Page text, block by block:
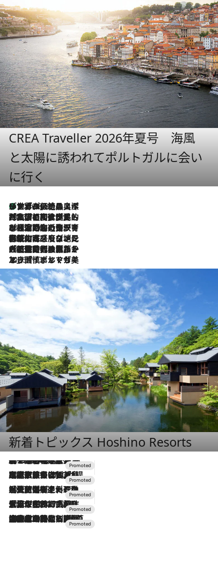
CREA Traveller 2026年夏号 海風
と太陽に誘われてポルトガルに会い
に行く
2026.8.8
リスボンの絶品スイーツ「パステル・デ・ナタ」とは？ポルトガル伝統の奥深い世界へ
2026.7.27
「私の祖国はポルトガル語です」国民的詩人フェルナンド・ペソアと、彼が愛した文学の街を歩く
2026.7.26
ポルトガル近海が育む極上の海の幸。キリリと冷えた白ワインと愉しむ、シーフード専門店の贅沢
2026.7.22
伝統の味をモダンに昇華。高感度な地元客が集う、リスボンの最旬ガストロノミー
2026.7.21
大航海時代の栄華から、震災、独裁、そして革命へ。ポルトガル・首都リスボンの石畳に刻まれた「歴史の光と影」
2026.7.13
エッセイ・ヤマザキマリ「慎ましくも美しき国 ポルトガル」
新着トピックス Hoshino Resorts
2026.8.7
【トンボの足水浴】ヒノキの香りに包まれて涼感マックス！約13℃の湧水かけ流しを避暑地「星野温泉 トンボの湯」で体験
2026.7.31
【ホテル帰省】という選択肢をOMOが提案。家族とほどよい距離を保つには「昼は実家、夜は気兼ねなくホテルで！」
2026.7.24
【夏限定ディナーコース】旬を迎える稚鮎や花ズッキーニなどをイタリア・トスカーナの郷土料理の手法で満喫！
2026.7.17
「土佐和ハーブかき氷」がOMO7高知に登場！生姜、山椒、大葉など目にも舌にも涼を呼ぶ郷土の味
2026.7.10
NEW OPEN！【界 草津】名湯の地に誕生。趣の異なる2種の温泉と上州ならではの会席・蕎麦割烹など美食を味わう究極の癒やし旅